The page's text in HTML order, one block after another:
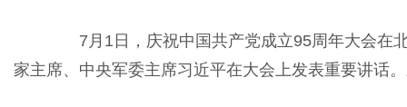
7月1日，庆祝中国共产党成立95周年大会在
家主席、中央军委主席习近平在大会上发表重要讲话